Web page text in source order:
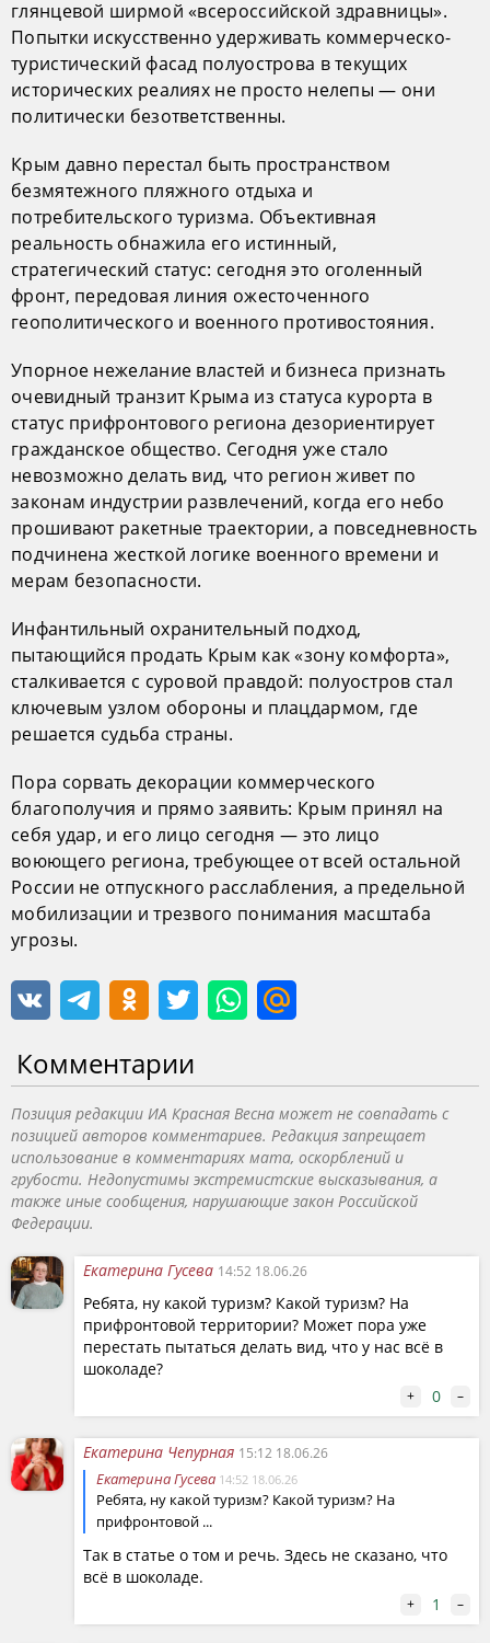
глянцевой ширмой «всероссийской здравницы».
Попытки искусственно удерживать коммерческо-
туристический фасад полуострова в текущих
исторических реалиях не просто нелепы — они
политически безответственны.
Крым давно перестал быть пространством
безмятежного пляжного отдыха и
потребительского туризма. Объективная
реальность обнажила его истинный,
стратегический статус: сегодня это оголенный
фронт, передовая линия ожесточенного
геополитического и военного противостояния.
Упорное нежелание властей и бизнеса признать
очевидный транзит Крыма из статуса курорта в
статус прифронтового региона дезориентирует
гражданское общество. Сегодня уже стало
невозможно делать вид, что регион живет по
законам индустрии развлечений, когда его небо
прошивают ракетные траектории, а повседневность
подчинена жесткой логике военного времени и
мерам безопасности.
Инфантильный охранительный подход,
пытающийся продать Крым как «зону комфорта»,
сталкивается с суровой правдой: полуостров стал
ключевым узлом обороны и плацдармом, где
решается судьба страны.
Пора сорвать декорации коммерческого
благополучия и прямо заявить: Крым принял на
себя удар, и его лицо сегодня — это лицо
воюющего региона, требующее от всей остальной
России не отпускного расслабления, а предельной
мобилизации и трезвого понимания масштаба
угрозы.
Комментарии
Позиция редакции ИА Красная Весна может не совпадать с
позицией авторов комментариев. Редакция запрещает
использование в комментариях мата, оскорблений и
грубости. Недопустимы экстремистские высказывания, а
также иные сообщения, нарушающие закон Российской
Федерации.
Екатерина Гусева 14:52 18.06.26
Ребята, ну какой туризм? Какой туризм? На
прифронтовой территории? Может пора уже
перестать пытаться делать вид, что у нас всё в
шоколаде?
+ 0 –
Екатерина Чепурная 15:12 18.06.26
Екатерина Гусева 14:52 18.06.26
Ребята, ну какой туризм? Какой туризм? На
прифронтовой ...
Так в статье о том и речь. Здесь не сказано, что
всё в шоколаде.
+ 1 –